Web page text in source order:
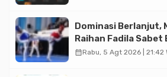
Dominasi Berlanjut,
Raihan Fadila Sabet
Asian Taekwondo
calendar_monthRabu, 5 Agt 2026 | 21:42